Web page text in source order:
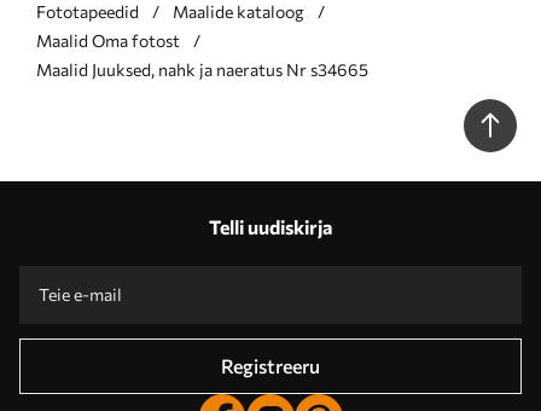
Fototapeedid
Maalide kataloog
Maalid Oma fotost
Maalid Juuksed, nahk ja naeratus Nr s34665
Telli uudiskirja
Registreeru